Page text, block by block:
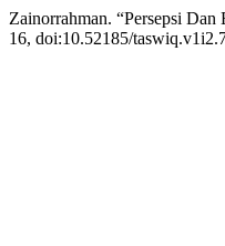
Zainorrahman. “Persepsi
16, doi:10.52185/